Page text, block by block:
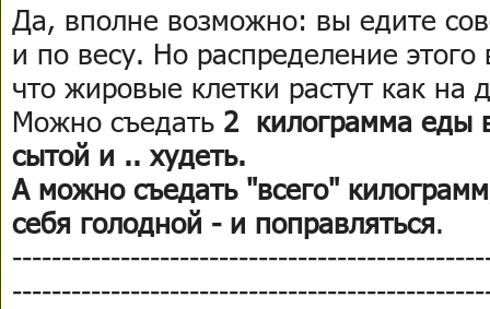
Да, вполне возможно: вы едите
и по весу. Но распределение
что жировые клетки растут как на
Можно съедать 2 килограмма еды
сытой и .. худеть.
А можно съедать "всего"
себя голодной - и поправляться.